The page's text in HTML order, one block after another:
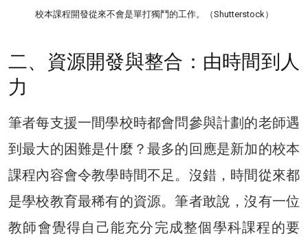
校本課程開發從來不會是單打獨鬥的工作。（Shutterstock）
二、資源開發與整合：由時間到人
力
筆者每支援一間學校時都會問參與計劃的老師遇
到最大的困難是什麼？最多的回應是新加的校本
課程內容會令教學時間不足。沒錯，時間從來都
是學校教育最稀有的資源。筆者敢說，沒有一位
教師會覺得自己能充分完成整個學科課程的要